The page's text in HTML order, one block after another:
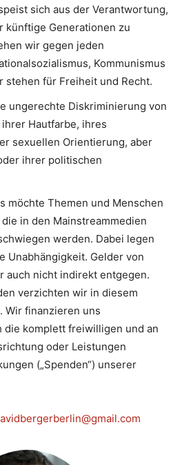
sich aus der Verantwortung,
künftige Generationen zu
wir gegen jeden
Kommunismus
stehen für Freiheit und Recht.
ungerechte Diskriminierung von
Hautfarbe, ihres
sexuellen Orientierung, aber
ihrer politischen
möchte Themen und Menschen
in den Mainstreammedien
werden. Dabei legen
Unabhängigkeit. Gelder von
auch nicht indirekt entgegen.
verzichten wir in diesem
Wir finanzieren uns
die komplett freiwilligen und an
oder Leistungen
(„Spenden“) unserer